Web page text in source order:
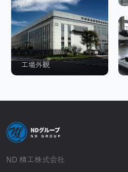
工場外観
ND 精工株式会社